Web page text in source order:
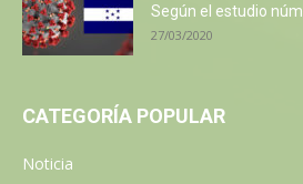
Según el estudio
27/03/2020
CATEGORÍA POPULAR
Noticia